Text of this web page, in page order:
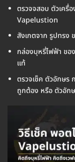
ตรวจจสอบ ตัวเครื่
Vapelustion
สังเกตจาก รูปทรง
กล่องบุหรี่ไฟฟ้า ขอ
แท้
ตรวจเช็ค ตัวอักษร
ถูกต้อง หรือ ตัวอัก